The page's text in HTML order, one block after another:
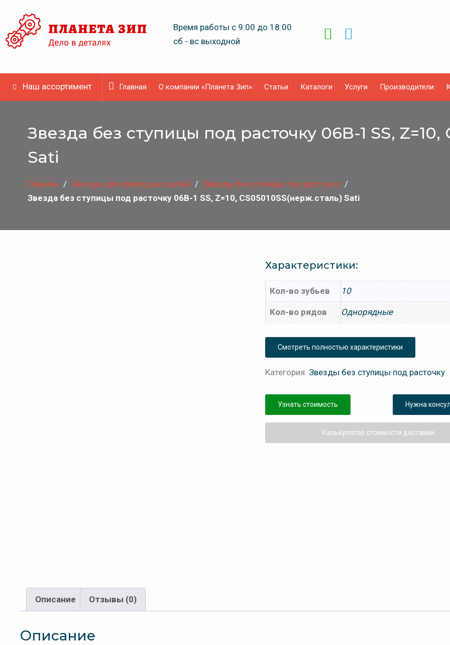
content
Время работы с 9:00 до 18:00
сб - вс выходной
Наш ассортимент Главная О компании «Планета Зип» Статьи Каталоги Услуги Производители
Звезда без ступицы под расточку 06B-1 SS, Z=10,
Sati
Главная Звeзды для пpивoдных цeпeй
Звезды без ступицы под расточку
Звезда без ступицы под расточку 06B-1 SS, Z=10, CS05010SS(нерж.сталь) Sati
Характеристики:
Кол-во зубьев 10
Кол-во рядов Однорядные
Смотреть полностью характеристики
Категория: Звезды без ступицы под расточку
Узнать стоимость Нужна
Калькулятор стоимости доставки
Описание Отзывы (0)
Описание